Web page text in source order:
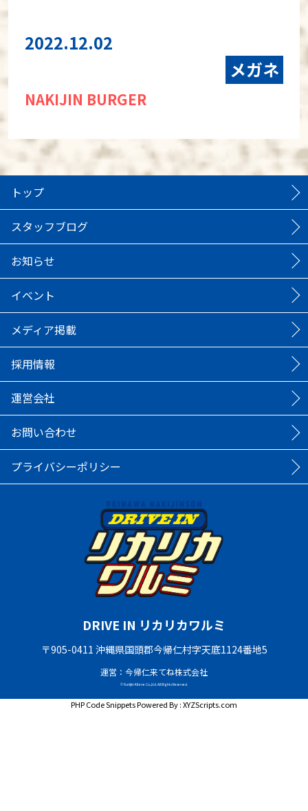
2022.12.02
メガネ
NAKIJIN BURGER
トップ
スタッフブログ
お知らせ
イベント
メディア掲載
採用情報
運営会社
お問い合わせ
プライバシーポリシー
DRIVE IN リカリカワルミ
〒905-0411 沖縄県国頭郡今帰仁村字天底1124番地5
運営：今帰仁来てね株式会社
© Nakijin Kitene Co.,Ltd. All Rights Reserved.
PHP Code SnippetsPowered By :XYZScripts.com